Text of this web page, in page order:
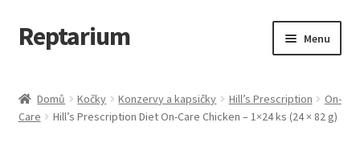
Přeskočit
na
Přejít
k
webu
Reptarium Menu
Košík
Domů Kočky Konzervy a kapsičky Hill’s Prescription
On-
Care
Hill’s Prescription Diet On-Care Chicken – 1×24 ks (24 × 82 g)